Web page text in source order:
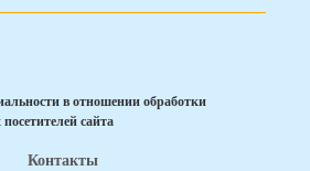
в отношении обработки
сайта
Контакты